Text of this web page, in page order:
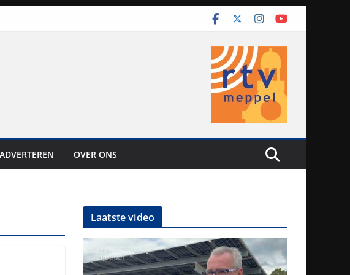
ADVERTEREN OVER ONS
Laatste video